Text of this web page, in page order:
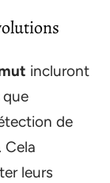
incluront
que
de
Cela
leurs